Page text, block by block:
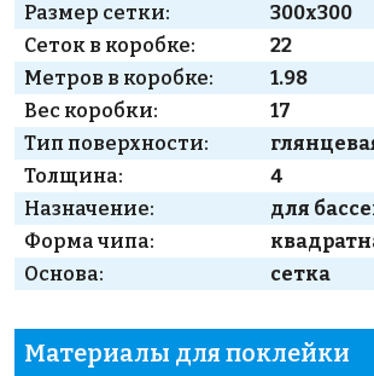
Размер сетки:
300x300
Сеток в коробке:
22
Метров в коробке:
1.98
Вес коробки:
17
Тип поверхности:
Толщина:
4
Назначение:
для
Форма чипа:
Основа:
сетка
Материалы для поклейки